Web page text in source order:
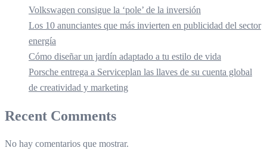
Volkswagen consigue la ‘pole’ de la inversión
Los 10 anunciantes que más invierten en publicidad del sector
energía
Cómo diseñar un jardín adaptado a tu estilo de vida
Porsche entrega a Serviceplan las llaves de su cuenta global
de creatividad y marketing
Recent Comments
No hay comentarios que mostrar.